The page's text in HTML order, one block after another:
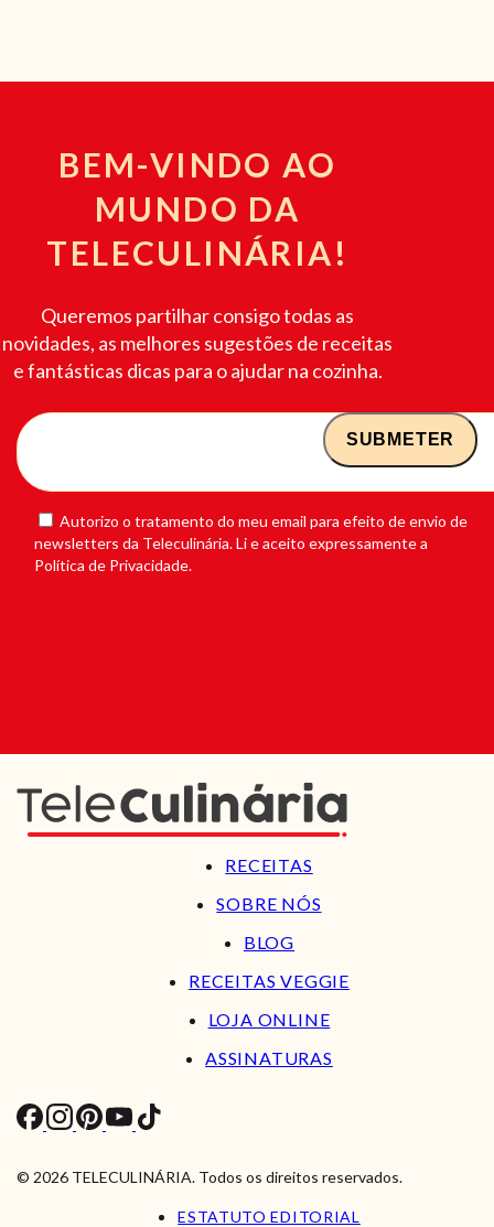
BEM-VINDO AO
MUNDO DA
TELECULINÁRIA!
Queremos partilhar consigo todas as
novidades, as melhores sugestões de receitas
e fantásticas dicas para o ajudar na cozinha.
Autorizo o tratamento do meu email para efeito de envio de
newsletters da Teleculinária. Li e aceito expressamente a
Política de Privacidade.
RECEITAS
SOBRE NÓS
BLOG
RECEITAS VEGGIE
LOJA ONLINE
ASSINATURAS
© 2026 TELECULINÁRIA. Todos os direitos reservados.
ESTATUTO EDITORIAL